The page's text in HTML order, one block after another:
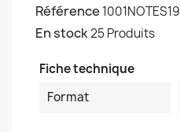
Référence 1001NOTES19
En stock25 Produits
Fiche technique
Format